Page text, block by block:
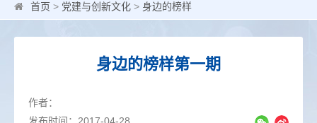
首页 > 党建与创新文化 > 身边的榜样
身边的榜样第一期
作者：